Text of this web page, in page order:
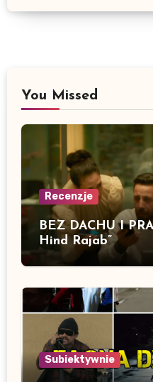
You Missed
Recenzje
BEZ DACHU I
Hind Rajab”
Subiektywnie